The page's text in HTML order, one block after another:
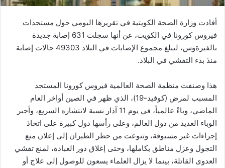
أفادت وزارة الصحة ​الكويت​ية في تقريرها اليومي حول مستجدات ​
فيروس كورونا​ في الكويت، عن أنها سجلت 631 إصابة جديدة
بالفيرةوس، ليبلغ مجموع الإصابات في البلاد 49303 ​حالات​ إصابة
منذ بدء التفشي في البلاد.
هذا وصنفت ​منظمة الصحة العالمية​ فيروس كورونا المستجد
‏المسبب ‏لمرض (كوفيد-19)، الذي ظهر في ​الصين​ أواخر العام
‏الماضي، وباءً عالمياً، في يوم ‏‏11 آذار نسبة لانتشاره السريع، وأجبر
الوباء العديد من دول العالم، وعلى رأسها دول ‏كبيرة ‏على اتخاذ
إجراءات غير مسبوقة، و‏تنوعت ‏من حظر الطيران إلى إعلان منع
التجول وعزل مناطق ‏بكاملها، ‏وحتى إغلاق دور العبادة، لمنع تفشي
العدوى القاتلة، بينما لا يزال العلماء يسعون للوصول إلى علاج أو